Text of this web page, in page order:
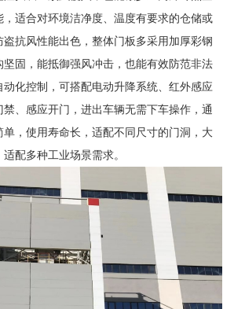
适合对环境洁净度、温度有要求的仓储或
抗风性能出色，整体门板多采用加厚彩钢
固，能抵御强风冲击，也能有效防范非法
化控制，可搭配电动升降系统、红外感应
、感应开门，进出车辆无需下车操作，通
，使用寿命长，适配不同尺寸的门洞，大
配多种工业场景需求。